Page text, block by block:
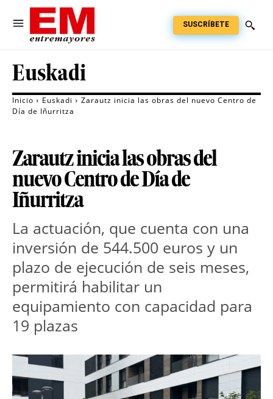
SUSCRÍBETE
Euskadi
Inicio Euskadi
Zarautz inicia las obras del nuevo Centro de
Día de Iñurritza
Zarautz inicia las obras del
nuevo Centro de Día de
Iñurritza
La actuación, que cuenta con una
inversión de 544.500 euros y un
plazo de ejecución de seis meses,
permitirá habilitar un
equipamiento con capacidad para
19 plazas